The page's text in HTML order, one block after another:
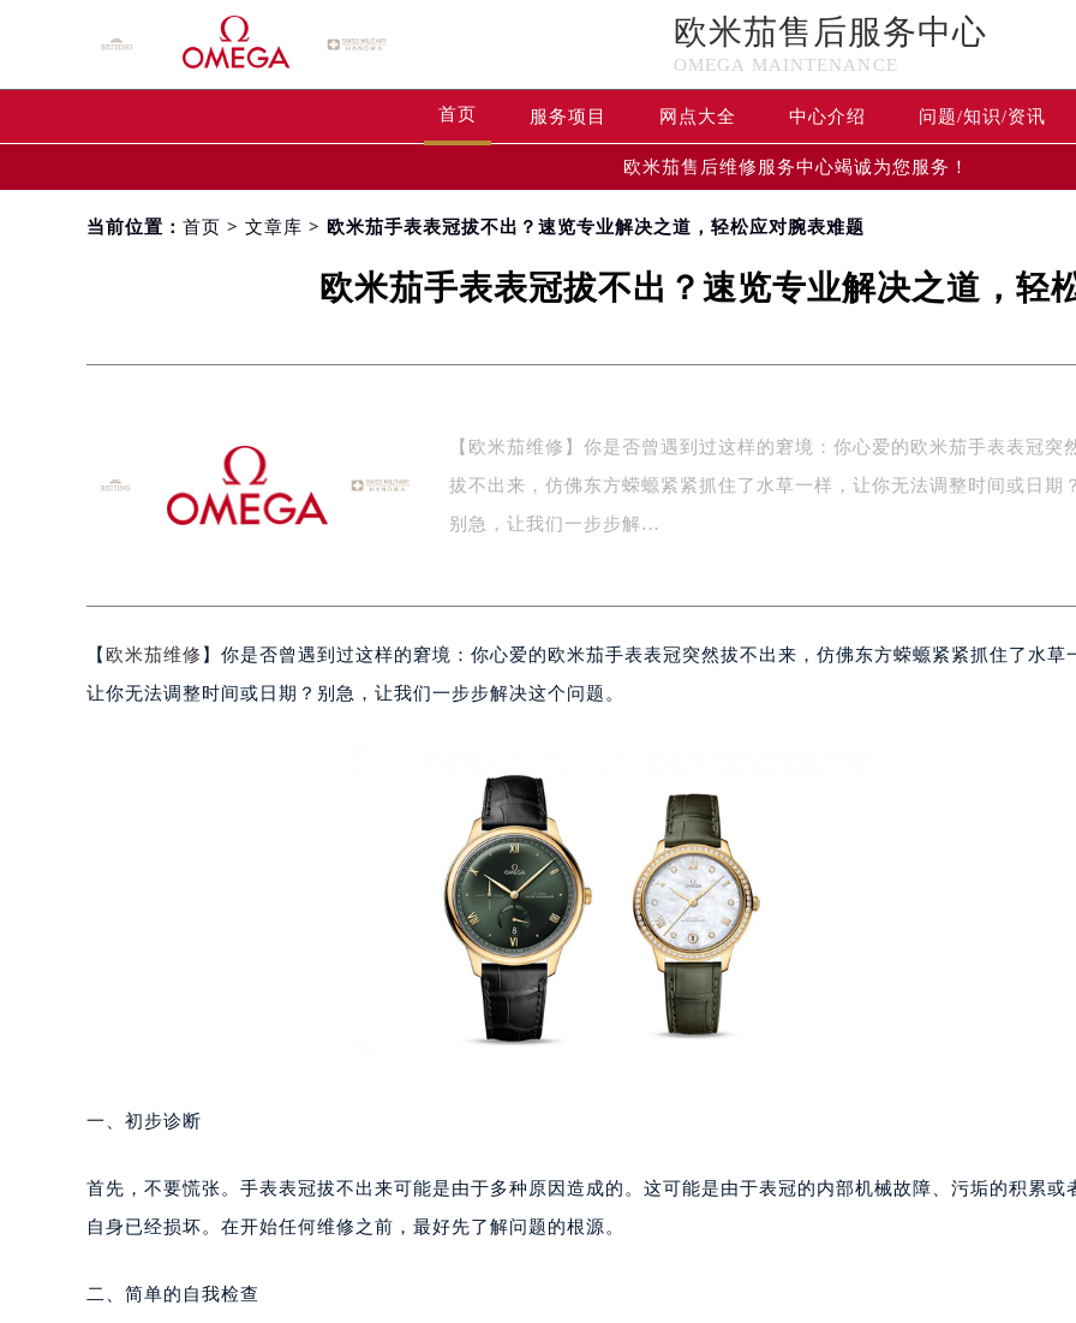
欧米茄售后服务中心
OMEGA MAINTENANCE
首页 服务项目 网点大全 中心介绍 问题/知识/资讯
欧米茄售后维修服务中心竭诚为您服务！
当前位置： 首页 > 文章库 > 欧米茄手表表冠拔不出？速览专业解决之道，轻松应对腕表难题
欧米茄手表表冠拔不出？速览专业解决之道，轻
【欧米茄维修】你是否曾遇到过这样的窘境：你心爱的欧米茄手表表冠突
拔不出来，仿佛东方蝾螈紧紧抓住了水草一样，让你无法调整时间或日期？
别急，让我们一步步解…
【 欧米茄维修 】你是否曾遇到过这样的窘境：你心爱的欧米茄手表表冠突然拔不出来，仿佛东方蝾螈紧紧抓住了水草
让你无法调整时间或日期？别急，让我们一步步解决这个问题。
一、初步诊断
首先，不要慌张。手表表冠拔不出来可能是由于多种原因造成的。这可能是由于表冠的内部机械故障、污垢的积累或
自身已经损坏。在开始任何维修之前，最好先了解问题的根源。
二、简单的自我检查